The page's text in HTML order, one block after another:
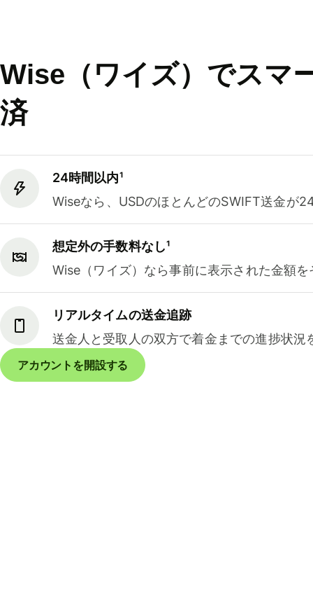
Wise（ワイズ）でスマ
済
24時間以内¹
Wiseなら、USDのほとんどのSWIFT送金が
想定外の手数料なし¹
Wise（ワイズ）なら事前に表示された金額
リアルタイムの送金追跡
送金人と受取人の双方で着金までの進捗状況
アカウントを開設する